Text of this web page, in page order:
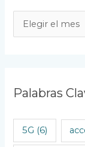
r
c
o
Palabras
5G (6)